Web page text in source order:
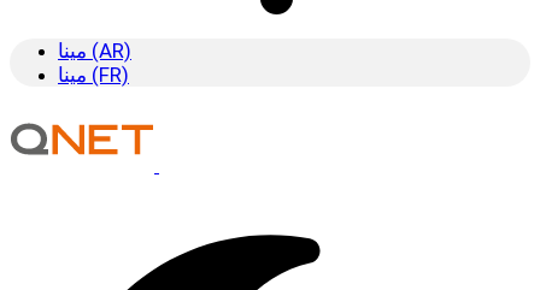
مينا (AR)
مينا (FR)